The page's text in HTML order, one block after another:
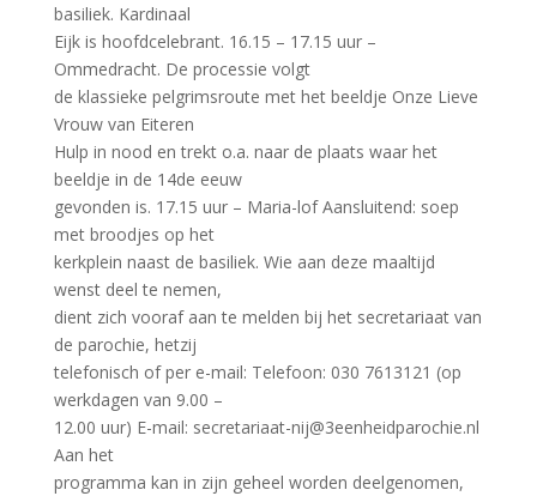
basiliek. Kardinaal
Eijk is hoofdcelebrant. 16.15 – 17.15 uur –
Ommedracht. De processie volgt
de klassieke pelgrimsroute met het beeldje Onze Lieve
Vrouw van Eiteren
Hulp in nood en trekt o.a. naar de plaats waar het
beeldje in de 14de eeuw
gevonden is. 17.15 uur – Maria-lof Aansluitend: soep
met broodjes op het
kerkplein naast de basiliek. Wie aan deze maaltijd
wenst deel te nemen,
dient zich vooraf aan te melden bij het secretariaat van
de parochie, hetzij
telefonisch of per e-mail: Telefoon: 030 7613121 (op
werkdagen van 9.00 –
12.00 uur) E-mail: secretariaat-nij@3eenheidparochie.nl
Aan het
programma kan in zijn geheel worden deelgenomen,